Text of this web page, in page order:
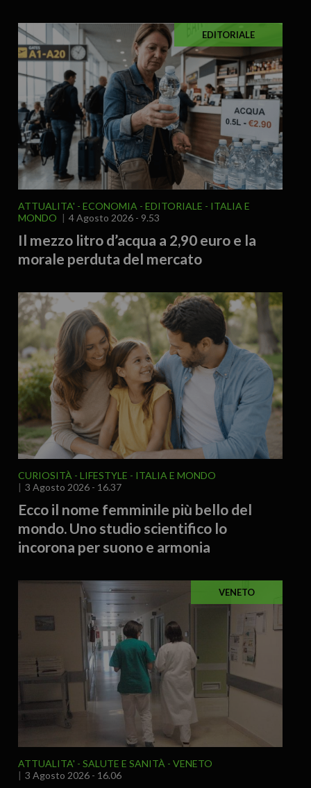
EDITORIALE
ATTUALITA' ECONOMIA EDITORIALE
ITALIA E
MONDO
4 Agosto 2026 - 9.53
Il mezzo litro d’acqua a 2,90 euro e la
morale perduta del mercato
CURIOSITÀ - LIFESTYLE
ITALIA E MONDO
3 Agosto 2026 - 16.37
Ecco il nome femminile più bello del
mondo. Uno studio scientifico lo
incorona per suono e armonia
VENETO
ATTUALITA' SALUTE E SANITÀ
VENETO
3 Agosto 2026 - 16.06